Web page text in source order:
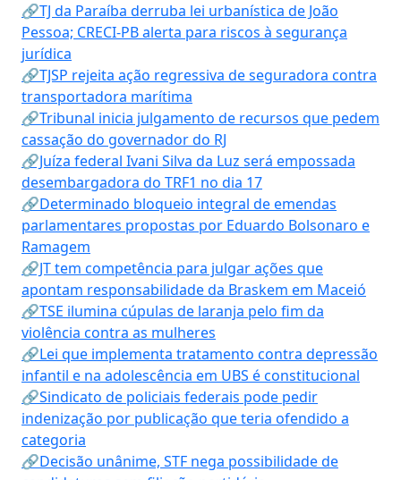
🔗TJ da Paraíba derruba lei urbanística de João
Pessoa; CRECI-PB alerta para riscos à segurança
jurídica
🔗TJSP rejeita ação regressiva de seguradora contra
transportadora marítima
🔗Tribunal inicia julgamento de recursos que pedem
cassação do governador do RJ
🔗Juíza federal Ivani Silva da Luz será empossada
desembargadora do TRF1 no dia 17
🔗Determinado bloqueio integral de emendas
parlamentares propostas por Eduardo Bolsonaro e
Ramagem
🔗JT tem competência para julgar ações que
apontam responsabilidade da Braskem em Maceió
🔗TSE ilumina cúpulas de laranja pelo fim da
violência contra as mulheres
🔗Lei que implementa tratamento contra depressão
infantil e na adolescência em UBS é constitucional
🔗Sindicato de policiais federais pode pedir
indenização por publicação que teria ofendido a
categoria
🔗Decisão unânime, STF nega possibilidade de